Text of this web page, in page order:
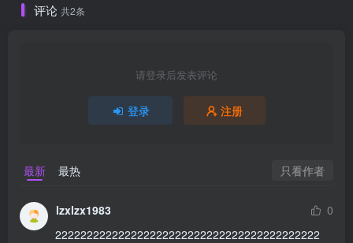
评论 共2条
请登录后发表评论
登录 注册
最新 最热 只看作者
lzxlzx1983
0
222222222222222222222222222222222222222222